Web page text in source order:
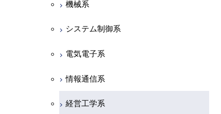
地球惑星科学系
初年次専門科目
創造プロセス科目
機械系
システム制御系
電気電子系
情報通信系
経営工学系